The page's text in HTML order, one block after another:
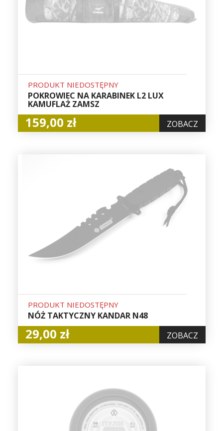
PRODUKT NIEDOSTĘPNY
POKROWIEC NA KARABINEK L2 LUX
KAMUFLAŻ ZAMSZ
159,00 zł ZOBACZ
PRODUKT NIEDOSTĘPNY
NÓŻ TAKTYCZNY KANDAR N48
29,00 zł ZOBACZ